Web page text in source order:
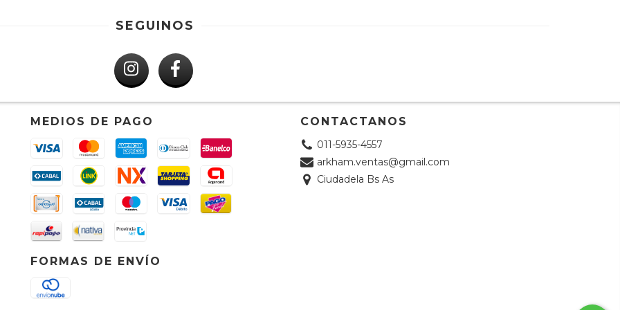
SEGUINOS
MEDIOS DE PAGO
FORMAS DE ENVÍO
CONTACTANOS
011-5935-4557
arkham.ventas@gmail.com
Ciudadela Bs As